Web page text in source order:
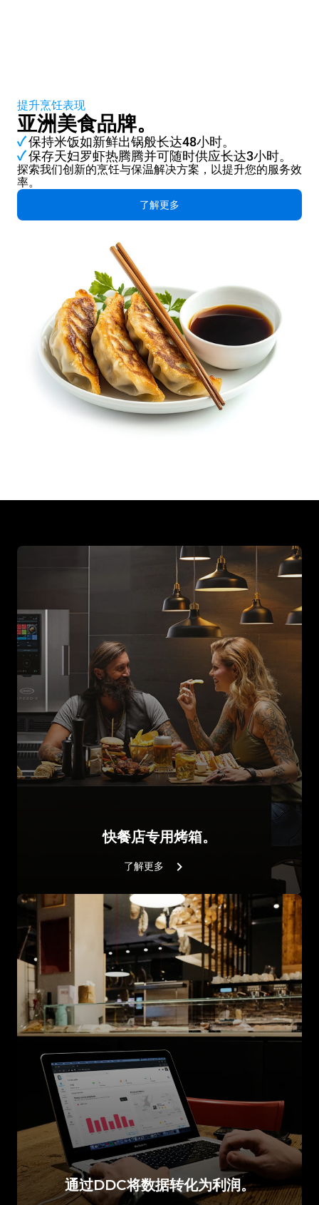
提升烹饪表现
亚洲美食品牌。
✓保持米饭如新鲜出锅般长达48小时。
✓保存天妇罗虾热腾腾并可随时供应长达3小时。
探索我们创新的烹饪与保温解决方案，以提升您的服务效
率。
了解更多
快餐店专用烤箱。
了解更多
通过DDC将数据转化为利润。